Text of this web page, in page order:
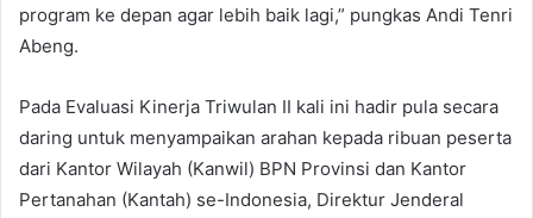
program ke depan agar lebih baik lagi,” pungkas Andi Tenri
Abeng.
Pada Evaluasi Kinerja Triwulan II kali ini hadir pula secara
daring untuk menyampaikan arahan kepada ribuan peserta
dari Kantor Wilayah (Kanwil) BPN Provinsi dan Kantor
Pertanahan (Kantah) se-Indonesia, Direktur Jenderal